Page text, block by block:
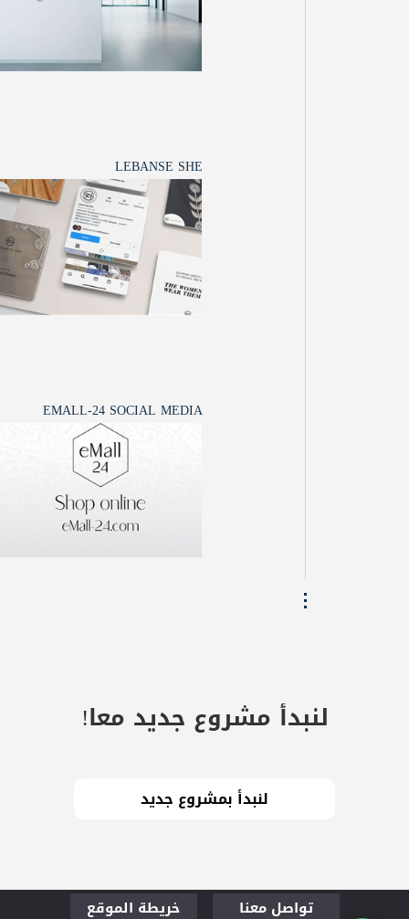
LEBANSE SHE
EMALL-24 SOCIAL MEDIA
لنبدأ مشروع جديد معا!
تواصل معنا خريطة الموقع